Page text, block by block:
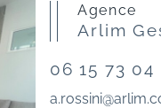
Agence
Arlim
06 15 73 04